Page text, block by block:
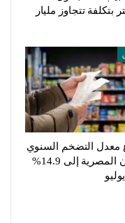
بتكلفة تتجاوز مليار
معدل التضخم السنوي
بالمدن المصرية إلى 14.9%